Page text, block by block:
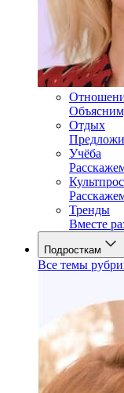
Отдых
Учёба
Тренды
Вместе
Подросткам
Все темы